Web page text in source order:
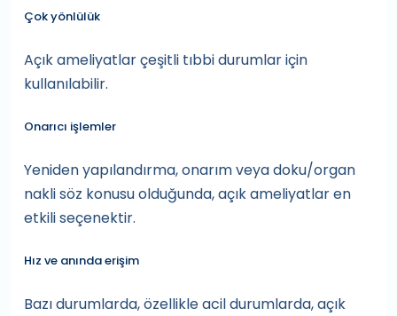
Çok yönlülük
Açık ameliyatlar çeşitli tıbbi durumlar için
kullanılabilir.
Onarıcı işlemler
Yeniden yapılandırma, onarım veya doku/organ
nakli söz konusu olduğunda, açık ameliyatlar en
etkili seçenektir.
Hız ve anında erişim
Bazı durumlarda, özellikle acil durumlarda, açık